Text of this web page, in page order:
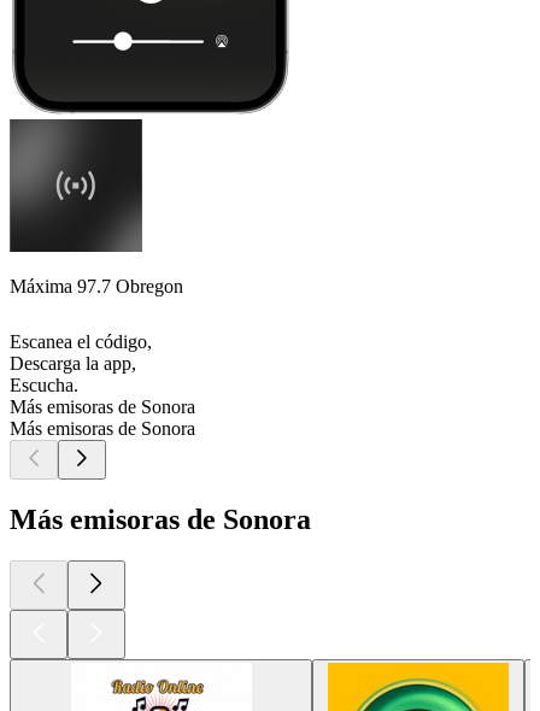
Máxima 97.7 Obregon
Escanea el código,
Descarga la app,
Escucha.
Más emisoras de Sonora
Más emisoras de Sonora
Más emisoras de Sonora